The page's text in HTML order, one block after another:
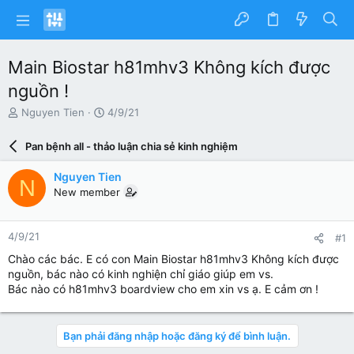
Main Biostar h81mhv3 Không kích được
nguồn !
N
ư
ờ
i
k
h
ở
i
t
ạ
o
Nguyen Tien
N
à
y
ử
i
4/9/21
Pan bệnh all - thảo luận chia sẻ kinh nghiệm
N Nguyen Tien
New member
4/9/21 #1
Chào các bác. E có con Main Biostar h81mhv3 Không kích được
nguồn, bác nào có kinh nghiện chỉ giáo giúp em vs.
Bác nào có h81mhv3 boardview cho em xin vs ạ. E cảm ơn !
Bạn phải đăng nhập hoặc đăng ký để bình luận.